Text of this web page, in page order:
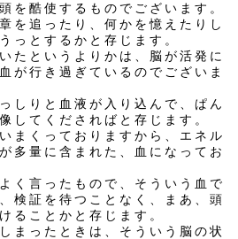
を酷使するものでございます。
を追ったり、何かを憶えたりし
っとするかと存じます。
たというよりかは、脳が活発に
が行き過ぎているのでございま
しりと血液が入り込んで、ぱん
してくださればと存じます。
まくっておりますから、エネル
多量に含まれた、血になってお
く言ったもので、そういう血で
検証を待つことなく、まあ、頭
ることかと存じます。
まったときは、そういう脳の状